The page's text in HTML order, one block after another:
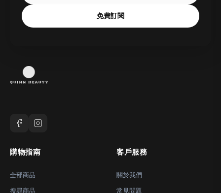
免費訂閱
購物指南
全部商品
搜尋商品
客戶服務
關於我們
常見問題